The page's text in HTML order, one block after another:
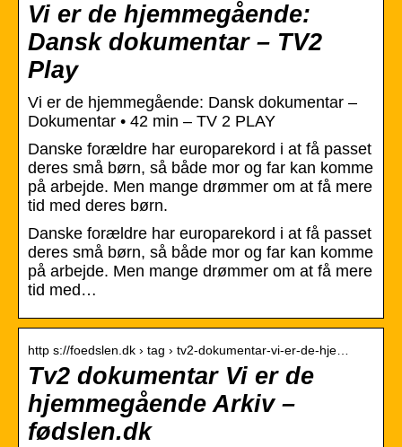
Vi er de hjemmegående:
Dansk dokumentar – TV2
Play
Vi er de hjemmegående: Dansk dokumentar –
Dokumentar • 42 min – TV 2 PLAY
Danske forældre har europarekord i at få passet
deres små børn, så både mor og far kan komme
på arbejde. Men mange drømmer om at få mere
tid med deres børn.
Danske forældre har europarekord i at få passet
deres små børn, så både mor og far kan komme
på arbejde. Men mange drømmer om at få mere
tid med…
http s://foedslen.dk › tag › tv2-dokumentar-vi-er-de-hje…
Tv2 dokumentar Vi er de
hjemmegående Arkiv –
fødslen.dk